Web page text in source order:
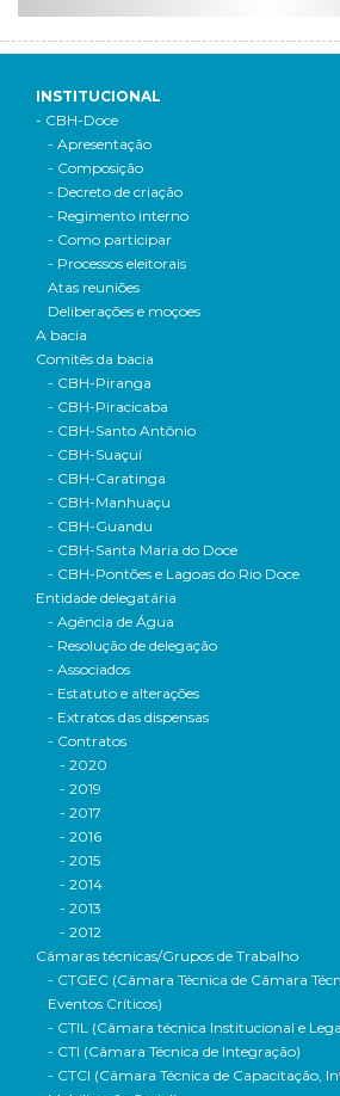
INSTITUCIONAL
- CBH-Doce
- Apresentação
- Composição
- Decreto de criação
- Regimento interno
- Como participar
- Processos eleitorais
Atas reuniões
Deliberações e moçoes
A bacia
Comitês da bacia
- CBH-Piranga
- CBH-Piracicaba
- CBH-Santo Antônio
- CBH-Suaçuí
- CBH-Caratinga
- CBH-Manhuaçu
- CBH-Guandu
- CBH-Santa Maria do Doce
- CBH-Pontões e Lagoas do Rio Doce
Entidade delegatária
- Agência de Água
- Resolução de delegação
- Associados
- Estatuto e alterações
- Extratos das dispensas
- Contratos
- 2020
- 2019
- 2017
- 2016
- 2015
- 2014
- 2013
- 2012
Câmaras técnicas/Grupos de Trabalho
- CTGEC (Câmara Técnica de Câmara
Eventos Críticos)
- CTIL (Câmara técnica Institucional e
- CTI (Câmara Técnica de Integração)
- CTCI (Câmara Técnica de Capacitação,